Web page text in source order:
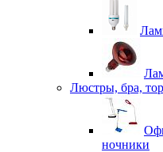
Люстры, бра,
ночники